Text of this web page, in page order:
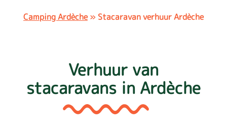
Camping Ardèche» Stacaravan verhuur Ardèche
Verhuur van
stacaravans in Ardèche